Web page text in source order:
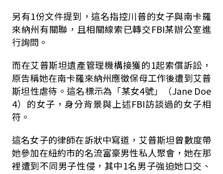
另有1份文件提到，這名指控川普的女子與南卡羅
來納州有關聯，且相關線索已轉交FBI某辦公室進
行詢問。
而在艾普斯坦遺產管理機構接獲的1起索償訴訟，
原告稱她在南卡羅來納州應徵保母工作後遭到艾普
斯坦性虐待。這名標示為「某女4號」（Jane Doe
4）的女子，身分背景與上述FBI訪談過的女子相
符。
這名女子的律師在訴狀中寫道，艾普斯坦曾數度帶
她參加在紐約市的名流富豪男性私人聚會，她在那
裡遭到不同男子性侵，其中1名男子強迫她口交、